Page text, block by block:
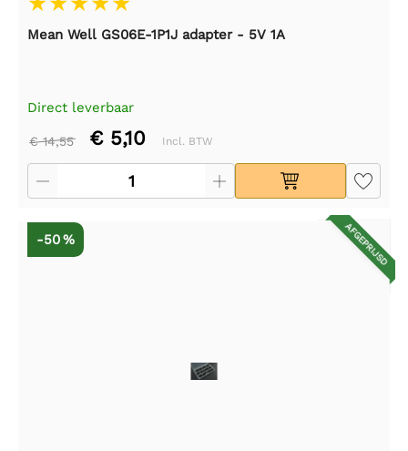
Mean Well GS06E-1P1J adapter - 5V 1A
Direct leverbaar
€ 14,55 € 5,10 Incl. BTW
AFGEPRIJSD
-50 %